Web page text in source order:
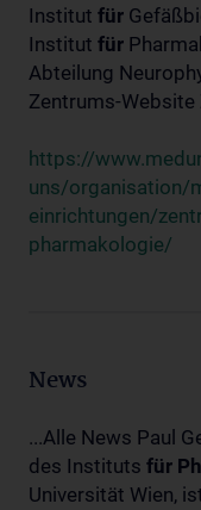
Institut für
Institut für
Abteilung
Zentrums-Website
https://
uns/organisation/
einrichtungen/
pharmakologie/
News
...Alle News Paul
des Instituts für
Universität Wien,